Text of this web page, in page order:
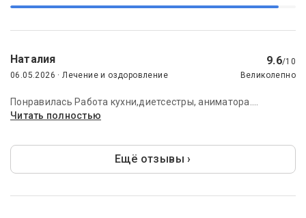
Наталия 9.6/10
06.05.2026 · Лечение и оздоровление
Великолепно
Понравилась Работа кухни,диетсестры, аниматора....
Читать полностью
Ещё отзывы ›